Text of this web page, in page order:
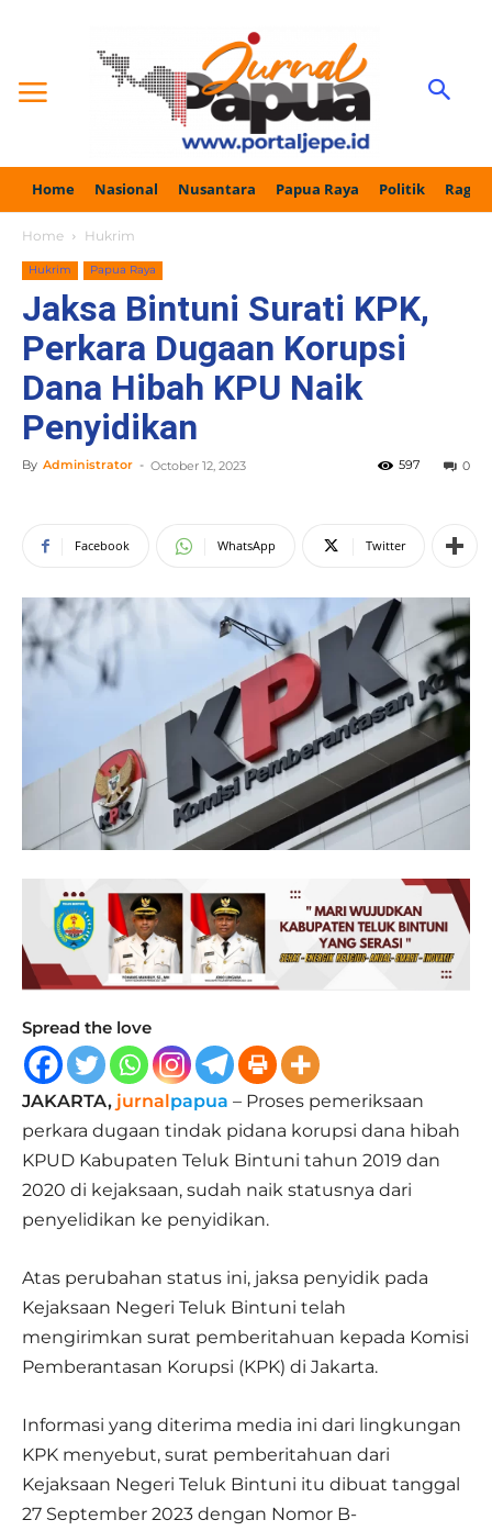
Home Nasional Nusantara Papua Raya Politik
Home Hukrim
Hukrim Papua Raya
Jaksa Bintuni Surati KPK,
Perkara Dugaan Korupsi
Dana Hibah KPU Naik
Penyidikan
By Administrator - October 12, 2023 0
597
Facebook WhatsApp Twitter
Spread the love
JAKARTA, jurnalpapua – Proses pemeriksaan
perkara dugaan tindak pidana korupsi dana hibah
KPUD Kabupaten Teluk Bintuni tahun 2019 dan
2020 di kejaksaan, sudah naik statusnya dari
penyelidikan ke penyidikan.
Atas perubahan status ini, jaksa penyidik pada
Kejaksaan Negeri Teluk Bintuni telah
mengirimkan surat pemberitahuan kepada Komisi
Pemberantasan Korupsi (KPK) di Jakarta.
Informasi yang diterima media ini dari lingkungan
KPK menyebut, surat pemberitahuan dari
Kejaksaan Negeri Teluk Bintuni itu dibuat tanggal
27 September 2023 dengan Nomor B-